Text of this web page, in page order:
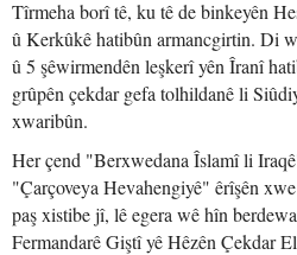
Tîrmeha borî tê, ku tê de binkeyên
û Kerkûkê hatibûn armancgirtin. Di
û 5 şêwirmendên leşkerî yên Îranî
grûpên çekdar gefa tolhildanê li
xwaribûn.
Her çend "Berxwedana Îslamî li
"Çarçoveya Hevahengiyê" êrîşên
paş xistibe jî, lê egera wê hîn
Fermandarê Giştî yê Hêzên Çekdar